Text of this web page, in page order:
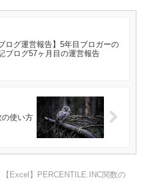
ブログ運営報告】5年目ブロガーの
ブログ57ヶ月目の運営報告
の使い方
【Excel】PERCENTILE.INC関数の